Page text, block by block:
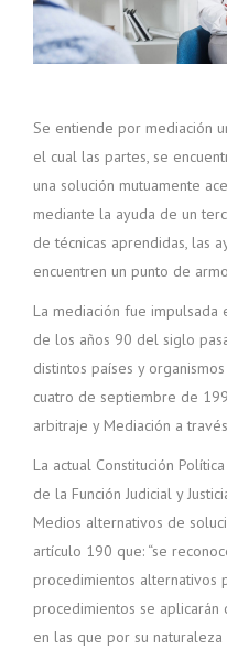
Se entiende por mediación
el cual las partes, se
una solución mutuamente
mediante la ayuda de un
de técnicas aprendidas, las
encuentren un punto de
La mediación fue impulsada
de los años 90 del siglo
distintos países y
cuatro de septiembre de
arbitraje y Mediación a
La actual Constitución
de la Función Judicial y
Medios alternativos de
artículo 190 que: “se
procedimientos alternativos
procedimientos se aplicarán
en las que por su